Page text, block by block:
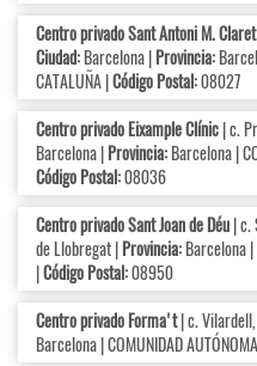
Centro privado Sant Antoni M. Claret
Ciudad:Barcelona |Provincia:
CATALUÑA |Código Postal:08027
Centro privado Eixample Clínic| c.
Barcelona |Provincia:Barcelona |
Código Postal:08036
Centro privado Sant Joan de Déu| c.
de Llobregat |Provincia:Barcelona |
|Código Postal:08950
Centro privado Forma't| c.
Barcelona | COMUNIDAD